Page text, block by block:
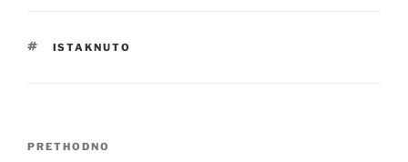
OZNAKE
ISTAKNUTO
Navigacija
Prethodna
PRETHODNO